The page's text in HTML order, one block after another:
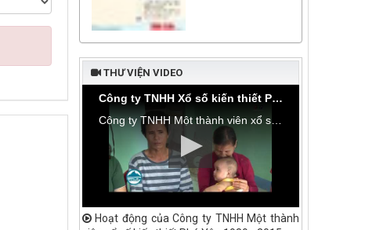
THƯ VIỆN VIDEO
Công ty TNHH Xổ số kiến thiết Phú Yên bàn giao nhà tình thương tại thôn Hòa Đa, xã An Mỹ
Công ty TNHH Một thành viên xổ số kiến thiết Phú Yên bàn giao nhà tình thương tại thôn Hòa Đa, xã An Mỹ, huyện Tuy An
Hoạt động của Công ty TNHH Một thành